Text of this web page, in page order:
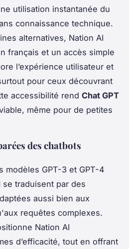
utilisation instantanée du
connaissance technique.
alternatives, Nation AI
français et un accès simple
l’expérience utilisateur et
pour ceux découvrant
accessibilité rend Chat GPT
même pour de petites
des chatbots
modèles GPT-3 et GPT-4
se traduisent par des
aussi bien aux
requêtes complexes.
Nation AI
d’efficacité, tout en offrant